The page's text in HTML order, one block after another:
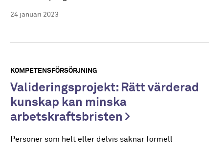
24 januari 2023
KOMPETENSFÖRSÖRJNING
Valideringsprojekt: Rätt värderad
kunskap kan minska
arbetskraftsbristen
Personer som helt eller delvis saknar formell